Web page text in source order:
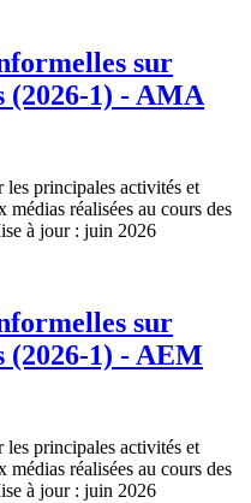
sur
(2026-1) - AMA
principales activités et
réalisées au cours des
à jour : juin 2026
sur
(2026-1) - AEM
principales activités et
réalisées au cours des
à jour : juin 2026